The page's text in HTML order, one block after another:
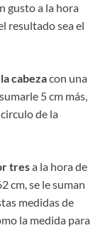
gusto a la hora
resultado sea el
cabezacon una
5 cm más,
de la
tresa la hora de
cm, se le suman
medidas de
la medida para